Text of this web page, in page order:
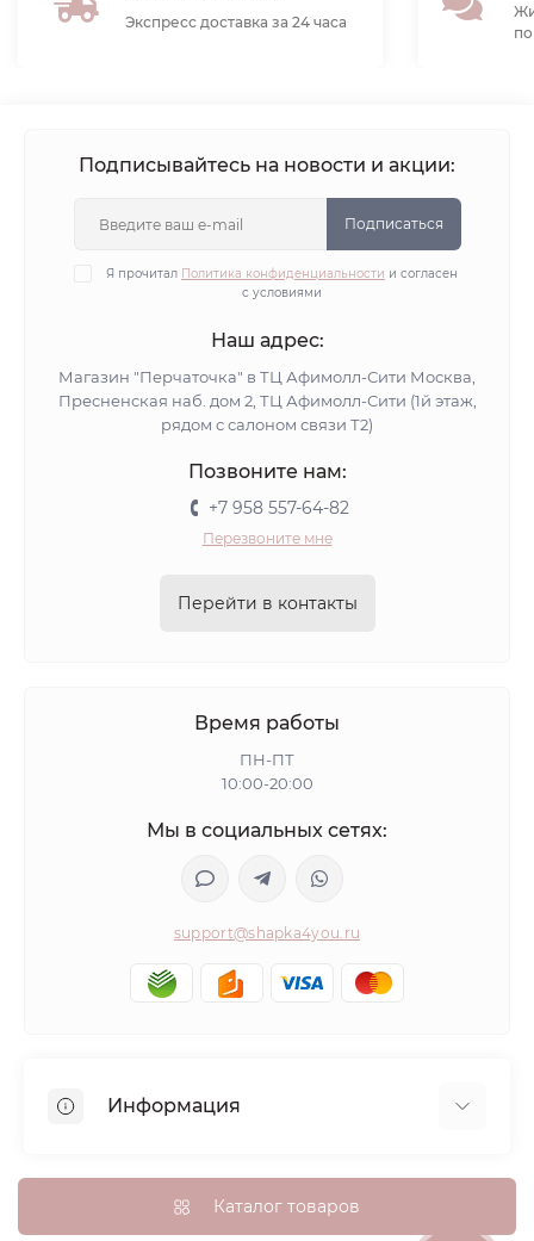
Экспресс доставка за 24 часа
Подписывайтесь на новости и акции:
Подписаться
Я прочитал Политика конфиденциальности и согласен
с условиями
Наш адрес:
Магазин "Перчаточка" в ТЦ Афимолл-Сити Москва,
Пресненская наб. дом 2, ТЦ Афимолл-Сити (1й этаж,
рядом с салоном связи Т2)
Позвоните нам:
+7 958 557-64-82
Перезвоните мне
Перейти в контакты
Время работы
ПН-ПТ
10:00-20:00
Мы в социальных сетях:
support@shapka4you.ru
Информация
Доставка, оплата и бонусные баллы
Каталог товаров